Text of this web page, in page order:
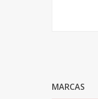
MARCAS